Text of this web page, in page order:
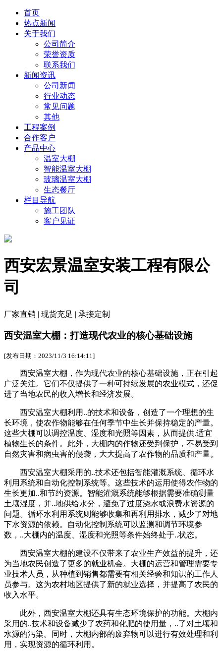
首页
热点新闻
关于我们
公司简介
荣誉资质
联系我们
新闻资讯
公司新闻
行业动态
常见问题
其他
工程案例
合作客户
产品中心
温室大棚
智能温室大棚
玻璃温室大棚
生态餐厅
栏目导航
施工团队
客户见证
西安宏景温室安装工程有限公
司
厂家直销 | 现货充足 | 承接定制
西安温室大棚：打造现代农业的核心基础设施
[发布日期：2023/11/3 16:14:11]
西安温室大棚，作为现代农业的核心基础设施，正在引起
广泛关注。它们不仅提供了一种可持续发展的农业模式，还促
进了当地农民的收入增长和经济发展。
西安温室大棚利用..的技术和设备，创造了一个理想的生
长环境，使农作物能够在任何季节中生长并保持稳定的产量。
这些大棚可以调控温度、湿度和光照等因素，从而提供.适宜
植物生长的条件。此外，大棚内的作物还受到保护，不易受到
自然灾害和病虫害的侵袭，大大提高了农作物的品质和产量。
西安温室大棚采用的..技术还包括智能灌溉系统、循环水
利用系统和自动化控制系统等。这些技术的运用使得农作物的
生长更加..和节约资源。智能灌溉系统能够根据需要准确测量
土壤湿度，并..地供给水分，避免了过度浇水或浪费水资源的
问题。循环水利用系统则能够收集和再利用排水，减少了对地
下水资源的依赖。自动化控制系统可以监测和调节环境参
数，..大棚内的温度、湿度和光照等条件始终处于..状态。
西安温室大棚的建设不仅带来了农业生产效益的提升，还
为当地农民创造了更多的就业机会。大棚的运营和管理需要专
业技术人员，从种植到销售都需要有相关经验和知识的工作人
员参与。这为农村地区提供了新的就业选择，并提高了农民的
收入水平。
此外，西安温室大棚还具有生态环境保护的功能。大棚内
采用的..技术和设备减少了农药和化肥的使用量，..了对土壤和
水源的污染。同时，大棚内部的废弃物可以进行有效处理和利
用，实现资源的循环利用。